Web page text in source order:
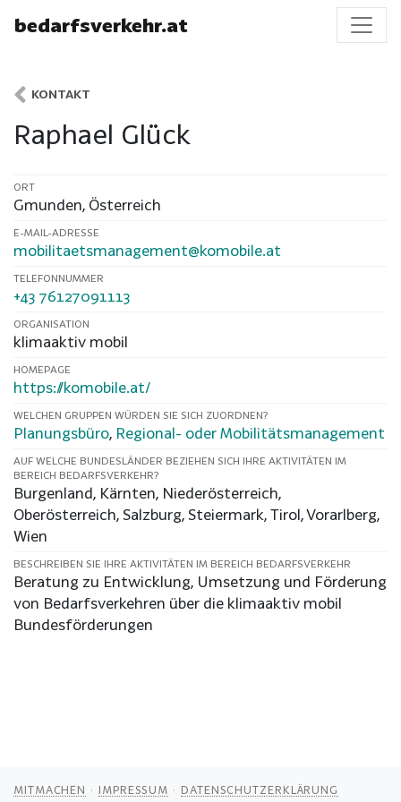
bedarfsverkehr.at
KONTAKT
Raphael Glück
ORT
Gmunden, Österreich
E-MAIL-ADRESSE
mobilitaetsmanagement@komobile.at
TELEFONNUMMER
+43 76127091113
ORGANISATION
klimaaktiv mobil
HOMEPAGE
https://komobile.at/
WELCHEN GRUPPEN WÜRDEN SIE SICH ZUORDNEN?
Planungsbüro, Regional- oder Mobilitätsmanagement
AUF WELCHE BUNDESLÄNDER BEZIEHEN SICH IHRE AKTIVITÄTEN IM
BEREICH BEDARFSVERKEHR?
Burgenland, Kärnten, Niederösterreich,
Oberösterreich, Salzburg, Steiermark, Tirol, Vorarlberg,
Wien
BESCHREIBEN SIE IHRE AKTIVITÄTEN IM BEREICH BEDARFSVERKEHR
Beratung zu Entwicklung, Umsetzung und Förderung
von Bedarfsverkehren über die klimaaktiv mobil
Bundesförderungen
MITMACHEN IMPRESSUM
DATENSCHUTZERKLÄRUNG